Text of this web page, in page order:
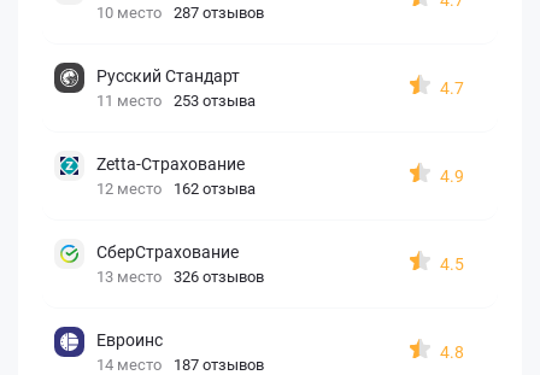
10 место 287 отзывов
Русский Стандарт
11 место 253 отзыва
4.7
Zetta-Страхование
12 место 162 отзыва
4.9
СберСтрахование
13 место 326 отзывов
4.5
Евроинс
14 место 187 отзывов
4.8